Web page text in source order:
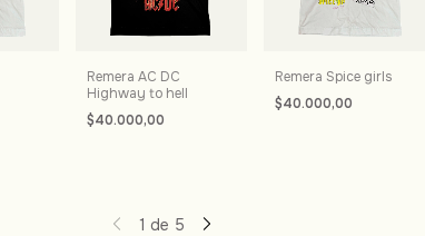
Remera AC DC
Highway to hell
$40.000,00
Remera Spice girls
$40.000,00
1 de 5